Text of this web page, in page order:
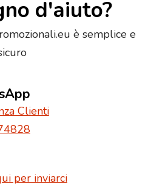
d'aiuto?
è semplice e
Clienti
per inviarci